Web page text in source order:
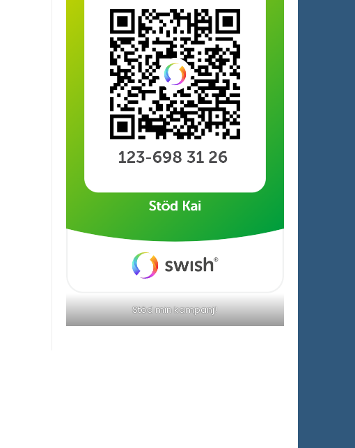
Stöd min kampanj!